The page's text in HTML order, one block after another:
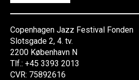
Copenhagen Jazz Festival Fonden
Slotsgade 2, 4. tv.
2200 København N
Tlf.: +45 3393 2013
CVR: 75892616